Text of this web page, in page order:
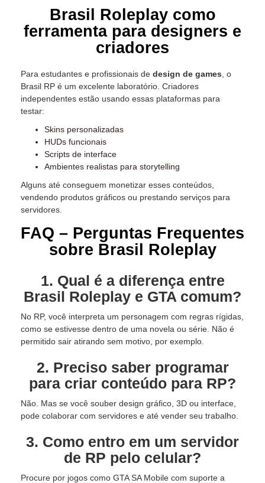
Brasil Roleplay como
ferramenta para designers e
criadores
Para estudantes e profissionais de design de games , o
Brasil RP é um excelente laboratório. Criadores
independentes estão usando essas plataformas para
testar:
Skins personalizadas
HUDs funcionais
Scripts de interface
Ambientes realistas para storytelling
Alguns até conseguem monetizar esses conteúdos,
vendendo produtos gráficos ou prestando serviços para
servidores.
FAQ – Perguntas Frequentes
sobre Brasil Roleplay
1. Qual é a diferença entre
Brasil Roleplay e GTA comum?
No RP, você interpreta um personagem com regras rígidas,
como se estivesse dentro de uma novela ou série. Não é
permitido sair atirando sem motivo, por exemplo.
2. Preciso saber programar
para criar conteúdo para RP?
Não. Mas se você souber design gráfico, 3D ou interface,
pode colaborar com servidores e até vender seu trabalho.
3. Como entro em um servidor
de RP pelo celular?
Procure por jogos como GTA SA Mobile com suporte a